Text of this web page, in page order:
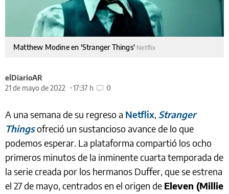
Matthew Modine en 'Stranger Things' Netflix
elDiarioAR
21 de mayo de 2022
17:37 h 0
A una semana de su regreso a Netflix, Stranger
Thingsofreció un sustancioso avance de lo que
podemos esperar. La plataforma compartió los ocho
primeros minutos de la inminente cuarta temporada de
la serie creada por los hermanos Duffer, que se estrena
el 27 de mayo, centrados en el origen de Eleven (Millie